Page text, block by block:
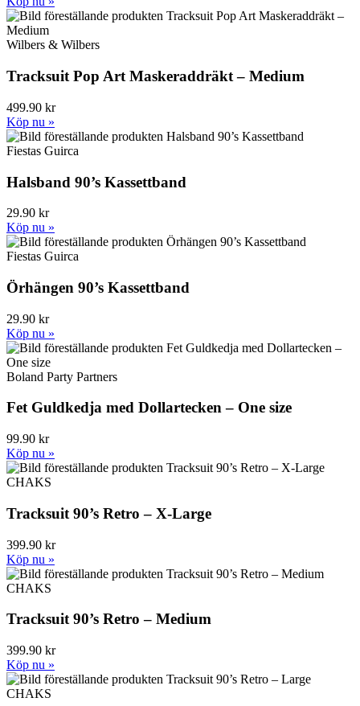
Wilbers & Wilbers
Tracksuit Pop Art Maskeraddräkt – Medium
499.90 kr
Köp nu »
Fiestas Guirca
Halsband 90’s Kassettband
29.90 kr
Köp nu »
Fiestas Guirca
Örhängen 90’s Kassettband
29.90 kr
Köp nu »
Boland Party Partners
Fet Guldkedja med Dollartecken – One size
99.90 kr
Köp nu »
CHAKS
Tracksuit 90’s Retro – X-Large
399.90 kr
Köp nu »
CHAKS
Tracksuit 90’s Retro – Medium
399.90 kr
Köp nu »
CHAKS